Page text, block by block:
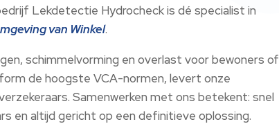
Lekdetectie Hydrocheck is dé specialist in
van Winkel.
schimmelvorming en overlast voor bewoners of
de hoogste VCA-normen, levert onze
Samenwerken met ons betekent: snel
en altijd gericht op een definitieve oplossing.